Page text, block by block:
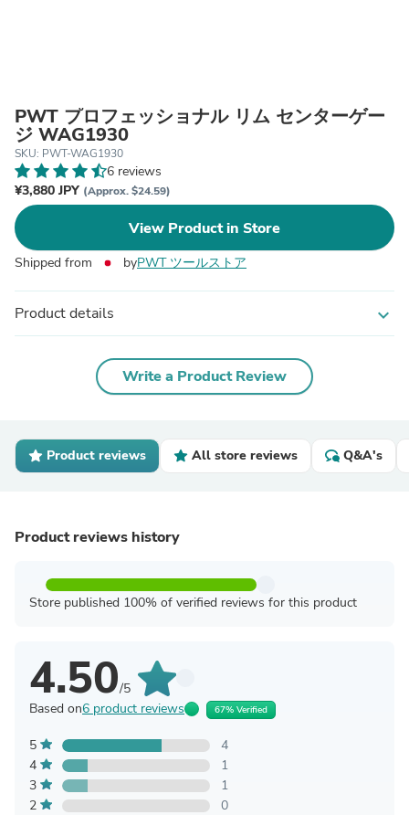
PWT プロフェッショナル リム センターゲー
ジ WAG1930
SKU: PWT-WAG1930
6 reviews
¥3,880 JPY (Approx. $24.59)
View Product in Store
Shipped from byPWT ツールストア
Product details expand_more
Write a Product Review
Product reviews All store reviews Q&A's
Product reviews history
Store published 100% of verified reviews for this product
4.50/5
Based on6 product reviews 67% Verified
5
4
4
1
3
1
2
0